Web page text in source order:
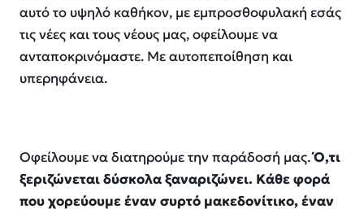
αυτό το υψηλό καθήκον, με εμπροσθοφυλακή εσάς
τις νέες και τους νέους μας,οφείλουμε να
ανταποκρινόμαστε. Με αυτοπεποίθηση και
υπερηφάνεια.
Οφείλουμε να διατηρούμε την παράδοσή μας.Ό,τι
ξεριζώνεται δύσκολαξαναριζώνει. Κάθε φορά
που χορεύουμε έναν συρτό μακεδονίτικο, έναν